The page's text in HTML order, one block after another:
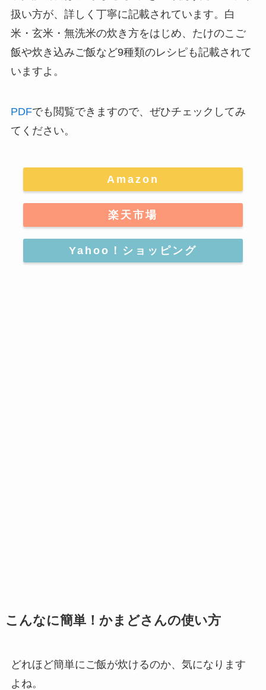
扱い方が、詳しく丁寧に記載されています。白
米・玄米・無洗米の炊き方をはじめ、たけのこご
飯や炊き込みご飯など9種類のレシピも記載されて
いますよ。
PDFでも閲覧できますので、ぜひチェックしてみ
てください。
Amazon
楽天市場
Yahoo！ショッピング
こんなに簡単！かまどさんの使い方
どれほど簡単にご飯が炊けるのか、気になります
よね。